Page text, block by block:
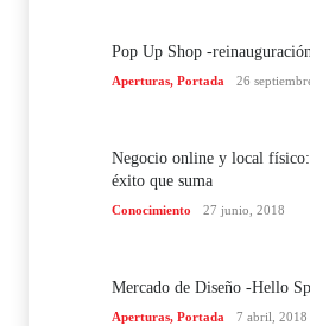
Pop Up Shop -
Aperturas, Portada 26
Negocio online y local
éxito que suma
Conocimiento 27 junio, 2018
Mercado de Diseño -Hello
Aperturas, Portada 7 abril, 2018